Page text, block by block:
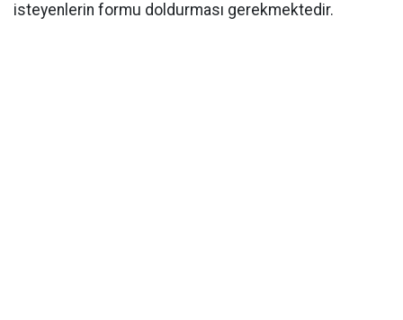
isteyenlerin formu doldurması gerekmektedir.